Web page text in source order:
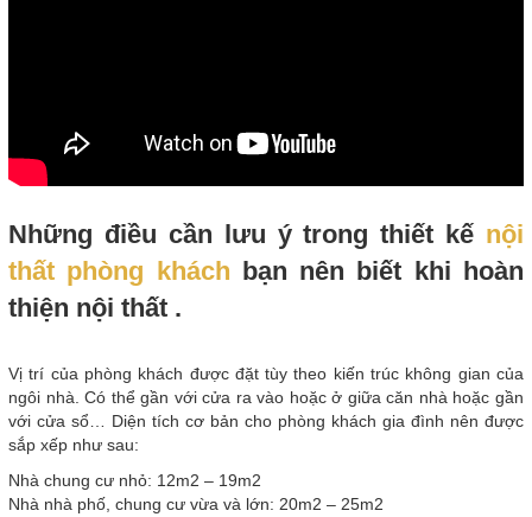
Những điều cần lưu ý trong thiết kế nội
thất phòng khách bạn nên biết khi hoàn
thiện nội thất .
Vị trí của phòng khách được đặt tùy theo kiến trúc không gian của
ngôi nhà. Có thể gần với cửa ra vào hoặc ở giữa căn nhà hoặc gần
với cửa sổ… Diện tích cơ bản cho phòng khách gia đình nên được
sắp xếp như sau:
Nhà chung cư nhỏ: 12m2 – 19m2
Nhà nhà phố, chung cư vừa và lớn: 20m2 – 25m2